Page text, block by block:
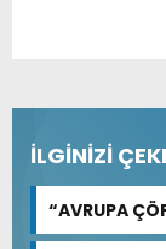
İLGİNİZİ
“AVRUPA
FEDA